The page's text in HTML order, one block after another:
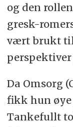
og den
gresk-
vært brukt
perspektiver
Da Omsorg
fikk hun
Tankefullt